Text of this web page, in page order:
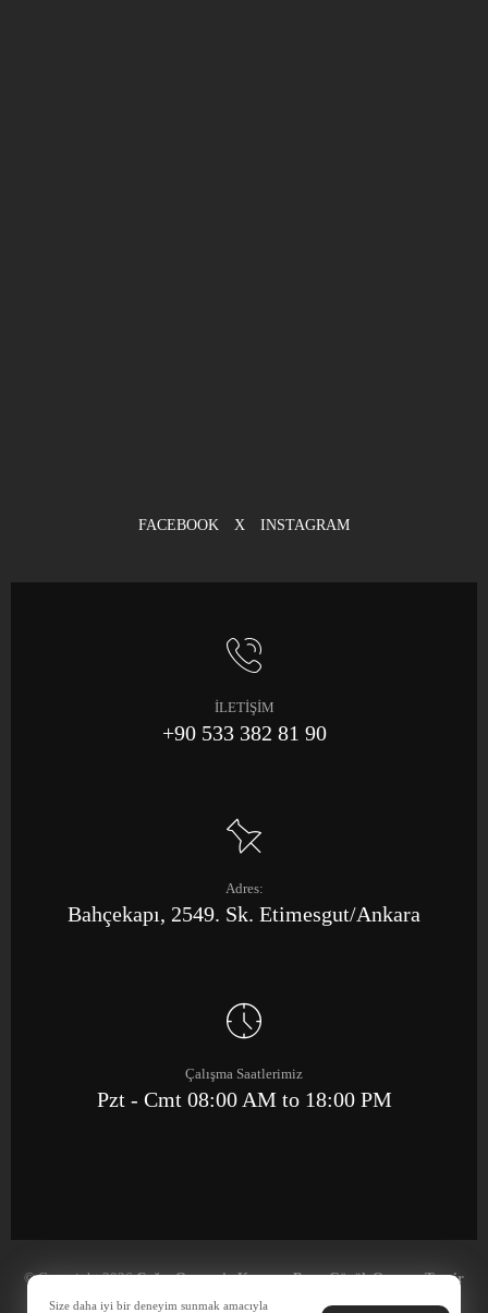
FACEBOOK X INSTAGRAM
İLETİŞİM
+90 533 382 81 90
Adres:
Bahçekapı, 2549. Sk. Etimesgut/Ankara
Çalışma Saatlerimiz
Pzt - Cmt 08:00 AM to 18:00 PM
© Copyright 2026Çağrı Otomotiv Kaporta Boya Göçük Onarım Tamir
Merkezi
Size daha iyi bir deneyim sunmak amacıyla